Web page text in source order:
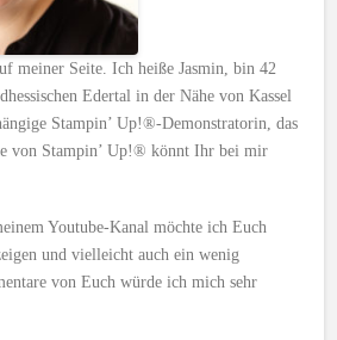
meiner Seite. Ich heiße Jasmin, bin 42
Edertal in der Nähe von Kassel
Stampin’ Up!®-Demonstratorin, das
von Stampin’ Up!® könnt Ihr bei mir
Youtube-Kanal möchte ich Euch
und vielleicht auch ein wenig
von Euch würde ich mich sehr